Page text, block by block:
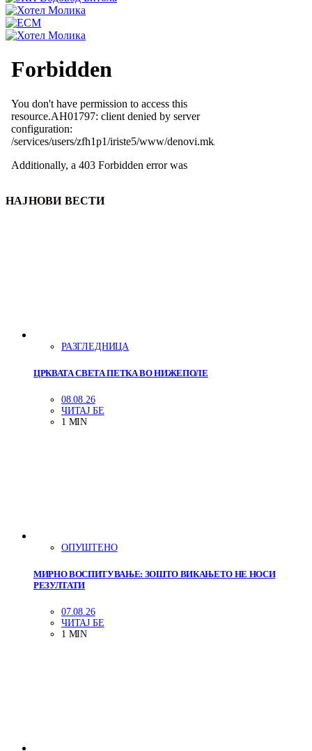
НАЈНОВИ ВЕСТИ
РАЗГЛЕДНИЦА
ЦРКВАТА СВЕТА ПЕТКА ВО НИЖЕПОЛЕ
08.08.26
ЧИТАЈ БЕ
1 MIN
ОПУШТЕНО
МИРНО ВОСПИТУВАЊЕ: ЗОШТО ВИКАЊЕТО НЕ НОСИ
РЕЗУЛТАТИ
07.08.26
ЧИТАЈ БЕ
1 MIN